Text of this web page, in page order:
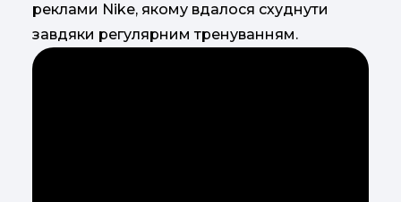
реклами Nike, якому вдалося схуднути
завдяки регулярним тренуванням.